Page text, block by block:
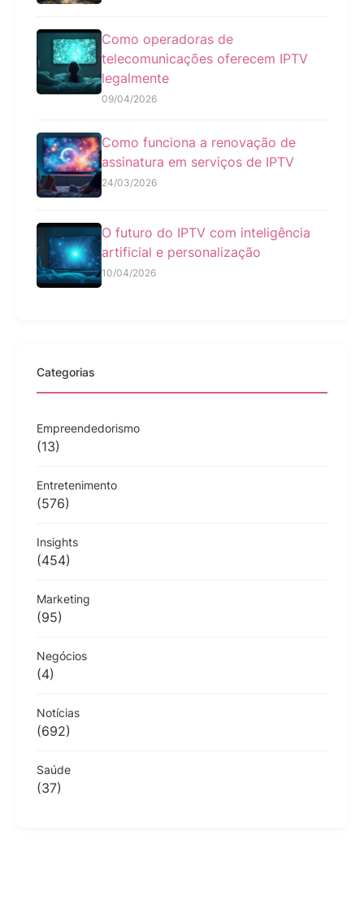
Como operadoras de
telecomunicações oferecem IPTV
legalmente
09/04/2026
Como funciona a renovação de
assinatura em serviços de IPTV
24/03/2026
O futuro do IPTV com inteligência
artificial e personalização
10/04/2026
Categorias
Empreendedorismo
(13)
Entretenimento
(576)
Insights
(454)
Marketing
(95)
Negócios
(4)
Notícias
(692)
Saúde
(37)